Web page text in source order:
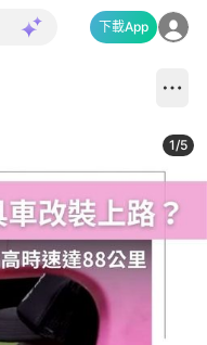
下載App
1/5